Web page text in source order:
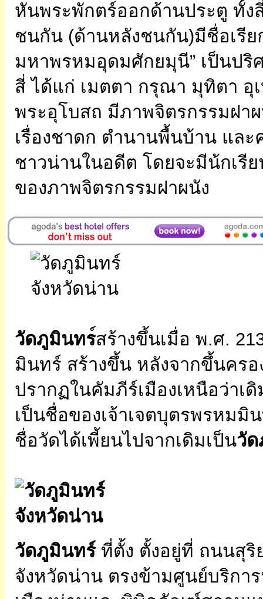
หันพระพักตร์ออกด้านประตู ทั้ง
ชนกัน (ด้านหลังชนกัน)มีชื่อเรีย
มหาพรหมอุดมศักยมุนี” เป็นปริ
สี่ ได้แก่ เมตตา กรุณา มุทิตา อุ
พระอุโบสถ มีภาพจิตรกรรมฝา
เรื่องชาดก ตำนานพื้นบ้าน และ
ชาวน่านในอดีต โดยจะมีน้กเรี
ของภาพจิตรกรรมฝาผนัง
วัดภูมินทรสร้างขึ้นเมื่อ พ.ศ.
มินทร์ สร้างขึ้น หลังจากขึ้นคร
ปรากฏในคัมภีร์เมืองเหนือว่าเ
เป็นชื่อของเจ้าเจตบุตรพรหมมิ
ชื่อวัดได้เพี้ยนไปจากเดิมเป็นวั
วัดภูมินทร์ ที่ตั้ง ตั้งอยู่ที่ ถนนสุ
จังหวัดน่าน ตรงข้ามศูนย์บริกา